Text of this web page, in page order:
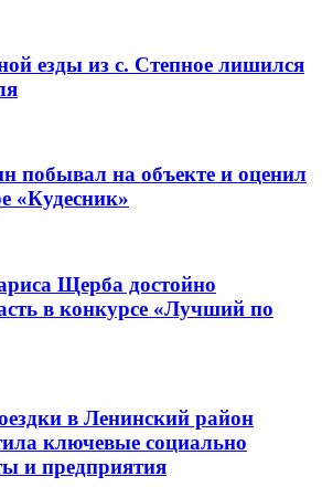
езды из с. Степное лишился
побывал на объекте и оценил
«Кудесник»
Щерба достойно
в конкурсе «Лучший по
в Ленинский район
ключевые социально
и предприятия